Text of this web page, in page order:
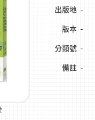
出版地 -
版本 -
分類號 -
備註 -